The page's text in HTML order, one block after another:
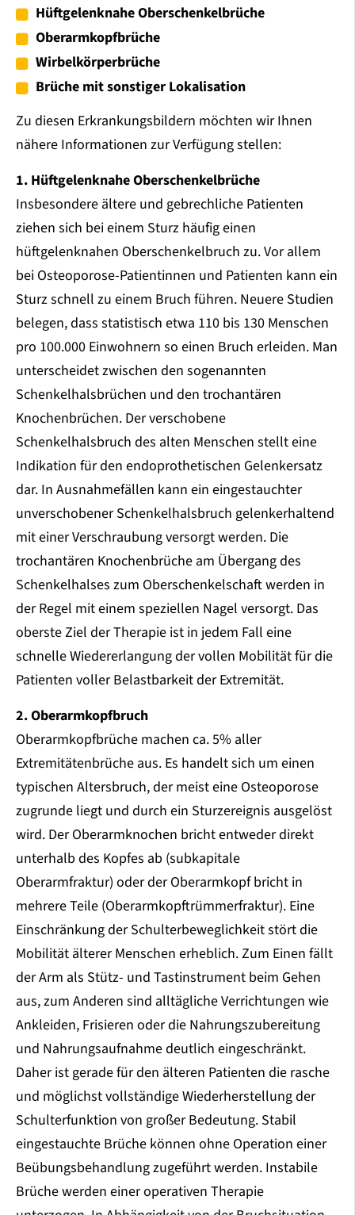
Hüftgelenknahe Oberschenkelbrüche
Oberarmkopfbrüche
Wirbelkörperbrüche
Brüche mit sonstiger Lokalisation
Zu diesen Erkrankungsbildern möchten wir Ihnen
nähere Informationen zur Verfügung stellen:
1. Hüftgelenknahe Oberschenkelbrüche
Insbesondere ältere und gebrechliche Patienten
ziehen sich bei einem Sturz häufig einen
hüftgelenknahen Oberschenkelbruch zu. Vor allem
bei Osteoporose-Patientinnen und Patienten kann ein
Sturz schnell zu einem Bruch führen. Neuere Studien
belegen, dass statistisch etwa 110 bis 130 Menschen
pro 100.000 Einwohnern so einen Bruch erleiden. Man
unterscheidet zwischen den sogenannten
Schenkelhalsbrüchen und den trochantären
Knochenbrüchen. Der verschobene
Schenkelhalsbruch des alten Menschen stellt eine
Indikation für den endoprothetischen Gelenkersatz
dar. In Ausnahmefällen kann ein eingestauchter
unverschobener Schenkelhalsbruch gelenkerhaltend
mit einer Verschraubung versorgt werden. Die
trochantären Knochenbrüche am Übergang des
Schenkelhalses zum Oberschenkelschaft werden in
der Regel mit einem speziellen Nagel versorgt. Das
oberste Ziel der Therapie ist in jedem Fall eine
schnelle Wiedererlangung der vollen Mobilität für die
Patienten voller Belastbarkeit der Extremität.
2. Oberarmkopfbruch
Oberarmkopfbrüche machen ca. 5% aller
Extremitätenbrüche aus. Es handelt sich um einen
typischen Altersbruch, der meist eine Osteoporose
zugrunde liegt und durch ein Sturzereignis ausgelöst
wird. Der Oberarmknochen bricht entweder direkt
unterhalb des Kopfes ab (subkapitale
Oberarmfraktur) oder der Oberarmkopf bricht in
mehrere Teile (Oberarmkopftrümmerfraktur). Eine
Einschränkung der Schulterbeweglichkeit stört die
Mobilität älterer Menschen erheblich. Zum Einen fällt
der Arm als Stütz- und Tastinstrument beim Gehen
aus, zum Anderen sind alltägliche Verrichtungen wie
Ankleiden, Frisieren oder die Nahrungszubereitung
und Nahrungsaufnahme deutlich eingeschränkt.
Daher ist gerade für den älteren Patienten die rasche
und möglichst vollständige Wiederherstellung der
Schulterfunktion von großer Bedeutung. Stabil
eingestauchte Brüche können ohne Operation einer
Beübungsbehandlung zugeführt werden. Instabile
Brüche werden einer operativen Therapie